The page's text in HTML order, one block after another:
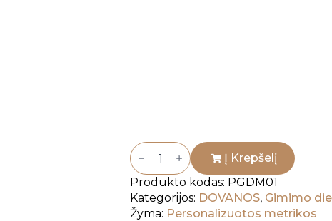
produkto
kiekis:
Gimimo
dienos
metrika
Į Krepšelį
Produkto kodas: PGDM01
Kategorijos: DOVANOS, Gimimo
Žyma: Personalizuotos metrikos